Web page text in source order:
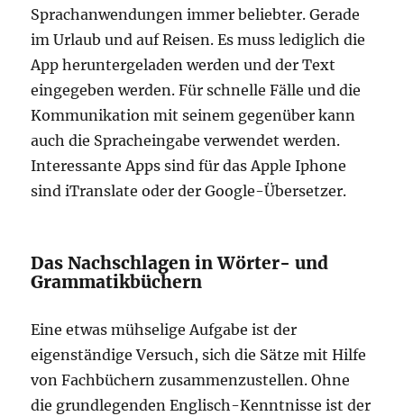
Sprachanwendungen immer beliebter. Gerade
im Urlaub und auf Reisen. Es muss lediglich die
App heruntergeladen werden und der Text
eingegeben werden. Für schnelle Fälle und die
Kommunikation mit seinem gegenüber kann
auch die Spracheingabe verwendet werden.
Interessante Apps sind für das Apple Iphone
sind iTranslate oder der Google-Übersetzer.
Das Nachschlagen in Wörter- und
Grammatikbüchern
Eine etwas mühselige Aufgabe ist der
eigenständige Versuch, sich die Sätze mit Hilfe
von Fachbüchern zusammenzustellen. Ohne
die grundlegenden Englisch-Kenntnisse ist der